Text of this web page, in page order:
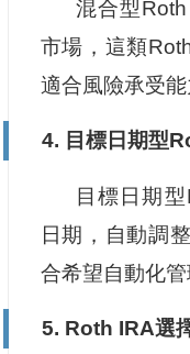
混合型
市場，這類
適合風險承受能
4. 目標日期型
目標日期
日期，自動調
合希望自動化管
5. Roth IRA選